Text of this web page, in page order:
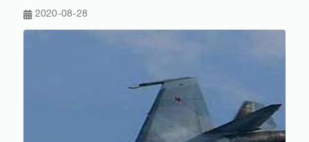
2020-08-28